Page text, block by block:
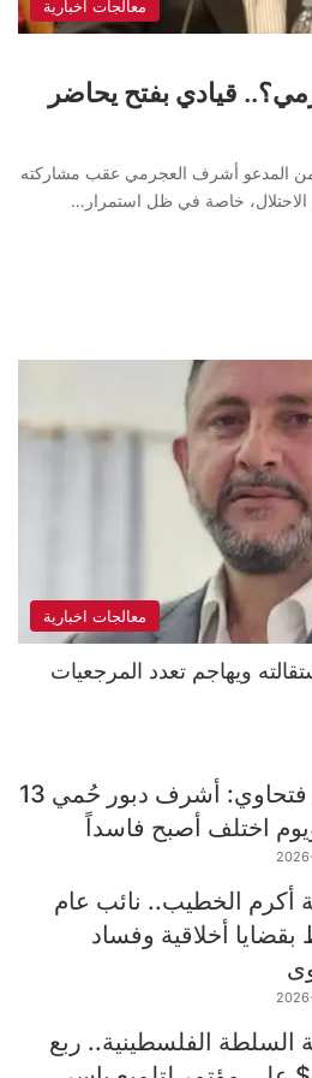
معالجات اخبارية
قيادي بفتح يحاضر
من المدعو أشرف العجرمي عقب مشاركته
خاصة في ظل استمرار…
معالجات اخبارية
ويهاجم تعدد المرجعيات
قيادي فتحاوي: أشرف دبور حُمي 13
اختلف أصبح فاسداً
أكرم الخطيب.. نائب عام
بقضايا أخلاقية وفساد
السلطة الفلسطينية.. ربع